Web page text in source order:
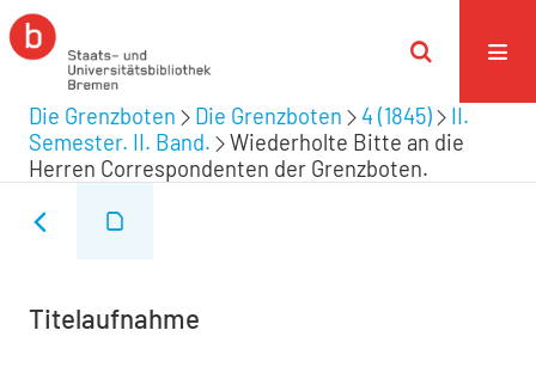
Die Grenzboten Die Grenzboten 4 (1845)
II.
Semester. II. Band.
Wiederholte Bitte an die
Herren Correspondenten der Grenzboten.
Titelaufnahme